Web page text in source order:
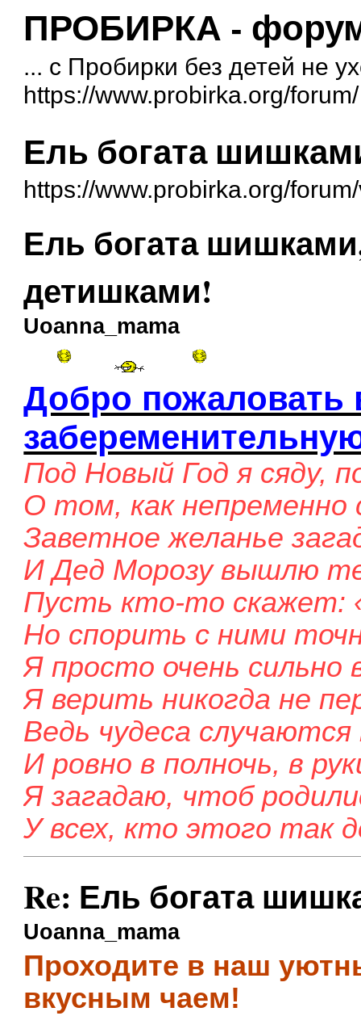
ПРОБИРКА - форум
... с Пробирки без детей не
https://www.probirka.org/forum/
Ель богата
https://www.probirka.org/
Ель богата
детишками!
Uoanna_mama
Добро пожаловать
Под Новый Год я сяду,
О том, как непременно
Заветное желанье
И Дед Морозу вышлю
Пусть кто-то скажет:
Но спорить с ними
Я просто очень сильно
Я верить никогда не
Ведь чудеса
И ровно в полночь, в
Я загадаю, чтоб
У всех, кто этого так
Re: Ель богата
Uoanna_mama
Проходите в наш
вкусным чаем!